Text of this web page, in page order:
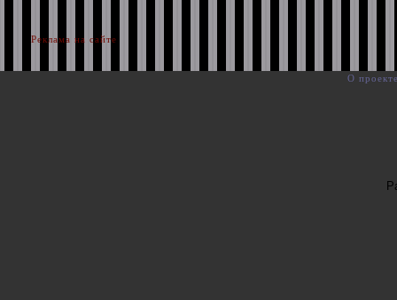
Реклама на сайте
О